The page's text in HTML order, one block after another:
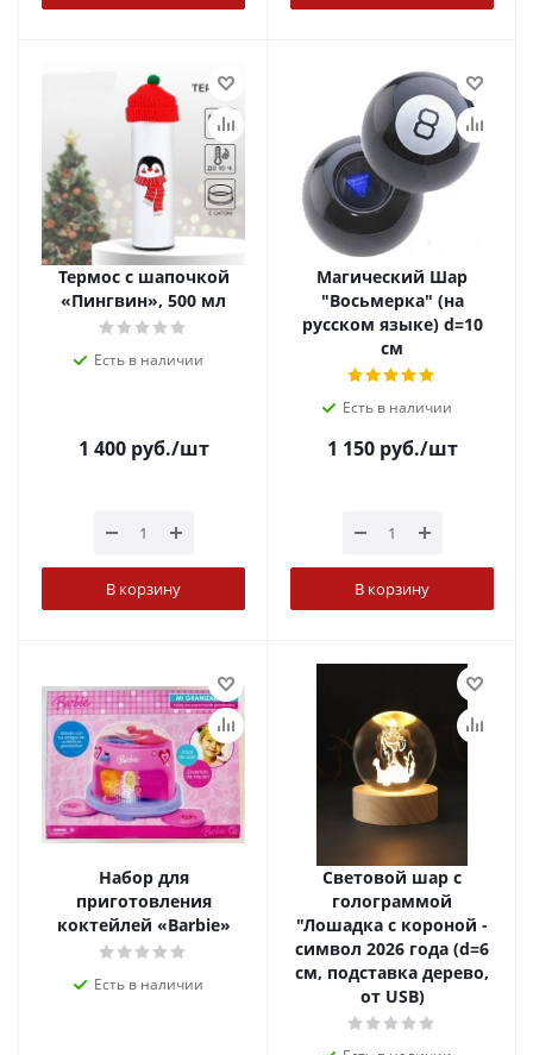
Термос с шапочкой
«Пингвин», 500 мл
Есть в наличии
1 400руб./шт
В корзину
Магический Шар
"Восьмерка" (на
русском языке) d=10
см
Есть в наличии
1 150руб./шт
В корзину
Набор для
приготовления
коктейлей «Barbie»
Есть в наличии
Световой шар с
голограммой
"Лошадка с короной -
символ 2026 года (d=6
см, подставка дерево,
от USB)